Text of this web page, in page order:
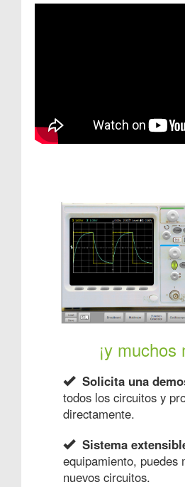
¡y muchos
Solicita una
todos los circuitos y
directamente.
Sistema
equipamiento, puedes
nuevos circuitos.